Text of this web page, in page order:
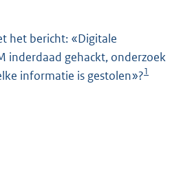
het bericht: «Digitale
inderdaad gehackt, onderzoek
informatie is gestolen»?1